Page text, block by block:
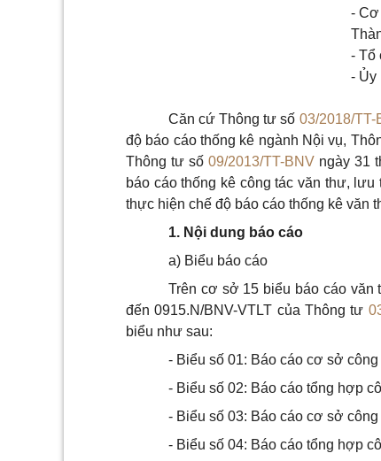
-
- Tổ
- Ủy
Căn cứ Thông tư số 03/2018/TT-
độ báo cáo thống kê ngành Nội vụ,
Thông tư số09/2013/TT-BNV ngày 31
báo cáo thống kê công tác văn thư,
thực hiện chế độ báo cáo thống kê văn
1. Nội dung báo cáo
a) Biểu báo cáo
Trên cơ sở 15 biểu báo cáo
đến 0915.N/BNV-VTLT của Thông tư
biểu như sau:
- Biểu số 01: Báo cáo cơ sở
- Biểu số 02: Báo cáo tổng hợp
- Biểu số 03: Báo cáo cơ sở
- Biểu số 04: Báo cáo tổng hợp